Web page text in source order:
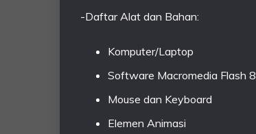
-Daftar Alat dan Bahan:
Komputer/Laptop
Software Macromedia Flash 8
Mouse dan Keyboard
Elemen Animasi